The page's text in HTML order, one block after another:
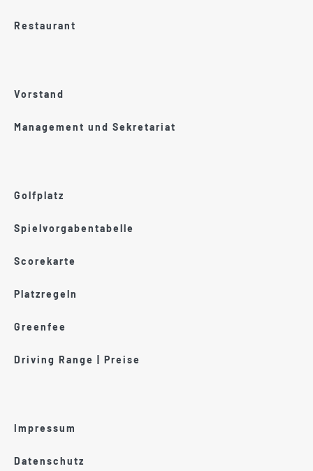
Restaurant
Vorstand
Management und Sekretariat
Golfplatz
Spielvorgabentabelle
Scorekarte
Platzregeln
Greenfee
Driving Range | Preise
Impressum
Datenschutz